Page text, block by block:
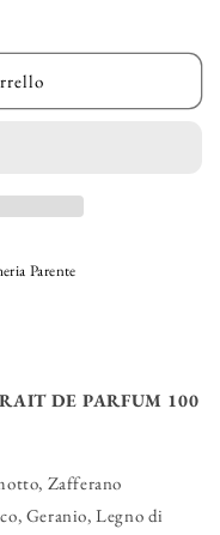
Parente
DE PARFUM 100
Zafferano
Geranio, Legno di